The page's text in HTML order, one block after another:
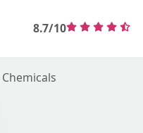
8.7/10